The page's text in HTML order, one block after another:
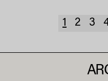
1 2 3